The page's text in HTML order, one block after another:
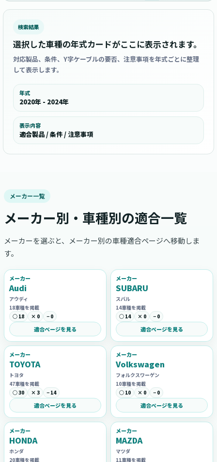
検索結果
選択した車種の年式カードがここに表示されます。
対応製品、条件、Y字ケーブルの要否、注意事項を年式ごとに整理
して表示します。
年式
2020年 - 2024年
表示内容
適合製品 / 条件 / 注意事項
メーカー一覧
メーカー別・車種別の適合一覧
メーカーを選ぶと、メーカー別の車種適合ページへ移動しま
す。
メーカー
Audi
アウディ
18車種を掲載
○ 18
× 0 − 0
適合ページを見る
メーカー
SUBARU
スバル
14車種を掲載
○ 14
× 0 − 0
適合ページを見る
メーカー
TOYOTA
トヨタ
47車種を掲載
○ 30
× 3 − 14
適合ページを見る
メーカー
Volkswagen
フォルクスワーゲン
10車種を掲載
○ 10
× 0 − 0
適合ページを見る
メーカー
HONDA
ホンダ
20車種を掲載
メーカー
MAZDA
マツダ
11車種を掲載